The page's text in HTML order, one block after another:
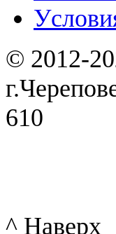
© 2012-
610
^ Наверх